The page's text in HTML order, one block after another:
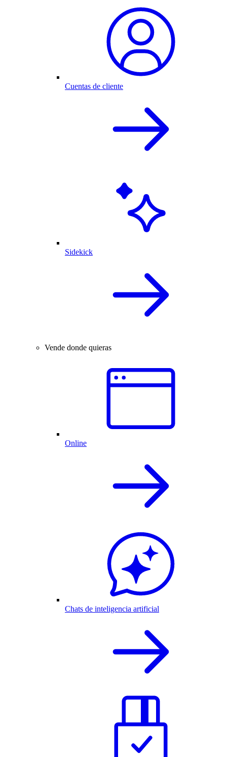
Cuentas de cliente
Sidekick
Vende donde quieras
Online
Chats de inteligencia artificial